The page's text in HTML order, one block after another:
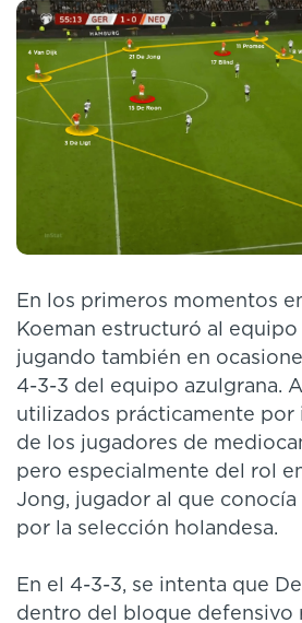
En los primeros momentos
Koeman estructuró al equipo
jugando también en
4-3-3 del equipo azulgrana.
utilizados prácticamente por
de los jugadores de
pero especialmente del rol
Jong, jugador al que conocía
por la selección holandesa.
En el 4-3-3, se intenta que
dentro del bloque defensivo